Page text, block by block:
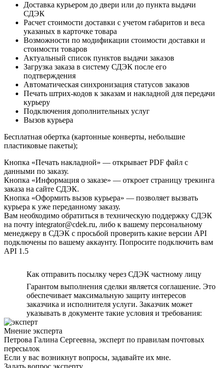
Доставка курьером до двери или до пункта выдачи
СДЭК
Расчет стоимости доставки с учетом габаритов и веса
указаных в карточке товара
Возможности по модификации стоимости доставки и
стоимости товаров
Актуальный список пунктов выдачи заказов
Загрузка заказа в систему СДЭК после его
подтверждения
Автоматическая синхронизация статусов заказов
Печать штрих-кодов к заказам и накладной для передачи
курьеру
Подключения дополнительных услуг
Вызов курьера
Бесплатная обертка (картонные конверты, небольшие
пластиковые пакеты);
Кнопка «Печать накладной» — открывает PDF файл с
данными по заказу.
Кнопка «Информация о заказе» — откроет страницу трекинга
заказа на сайте СДЭК.
Кнопка «Оформить вызов курьера» — позволяет вызвать
курьера к уже переданному заказу.
Вам необходимо обратиться в техническую поддержку СДЭК
на почту integrator@cdek.ru, либо к вашему персональному
менеджеру в СДЭК с просьбой проверить какие версии API
подключены по вашему аккаунту. Попросите подключить вам
API 1.5
Как отправить посылку через СДЭК частному лицу
Гарантом выполнения сделки является соглашение. Это
обеспечивает максимальную защиту интересов
заказчика и исполнителя услуги. Заказчик может
указывать в документе такие условия и требования:
Мнение эксперта
Петрова Галина Сергеевна, эксперт по правилам почтовых
пересылок
Если у вас возникнут вопросы, задавайте их мне.